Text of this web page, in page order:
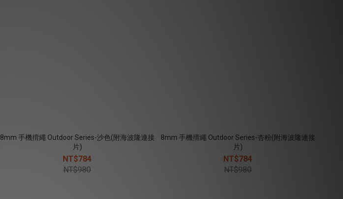
8mm 手機揹繩 Outdoor Series-沙色(附海波隆連接
片)
NT$784
NT$980
8mm 手機揹繩 Outdoor Series-杏粉(附海波隆連接
片)
NT$784
NT$980